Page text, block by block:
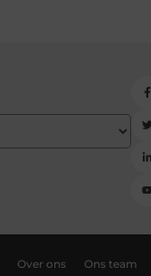
Over ons Ons team